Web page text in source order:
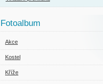
Fotoalbum
Akce
Kostel
Kříže